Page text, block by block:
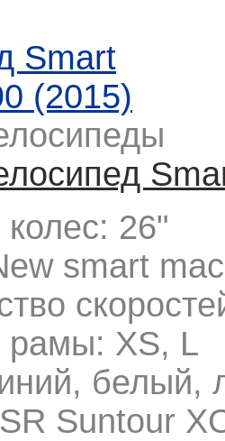
26"
smart
рамы: XS, L
белый,
SR Suntour